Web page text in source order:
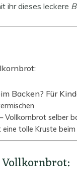
ihr dieses leckere
Backen? Für
Vollkornbrot selber
eine tolle Kruste